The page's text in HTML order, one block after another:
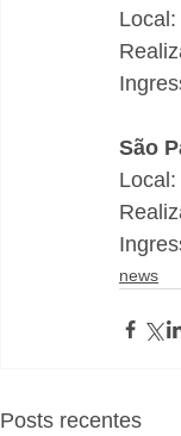
São
news
Posts recentes